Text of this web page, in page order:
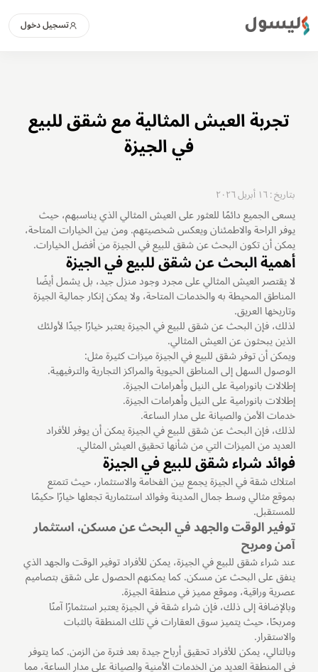
ليسول تسجيل دخول
تجربة العيش المثالية مع شقق للبيع
في الجيزة
بتاريخ : ١٦ أبريل ٢٠٢٦
يسعى الجميع دائمًا للعثور على العيش المثالي الذي يناسبهم، حيث
يوفر الراحة والاطمئنان ويعكس شخصيتهم. ومن بين الخيارات المتاحة،
يمكن أن تكون البحث عن شقق للبيع في الجيزة من أفضل الخيارات.
أهمية البحث عن شقق للبيع في الجيزة
لا يقتصر العيش المثالي على مجرد وجود منزل جيد، بل يشمل أيضًا
المناطق المحيطة به والخدمات المتاحة، ولا يمكن إنكار جمالية الجيزة
وتاريخها العريق.
لذلك، فإن البحث عن شقق للبيع في الجيزة يعتبر خيارًا جيدًا لأولئك
الذين يبحثون عن العيش المثالي.
ويمكن أن توفر شقق للبيع في الجيزة ميزات كثيرة مثل:
الوصول السهل إلى المناطق الحيوية والمراكز التجارية والترفيهية.
إطلالات بانورامية على النيل وأهرامات الجيزة.
إطلالات بانورامية على النيل وأهرامات الجيزة.
خدمات الأمن والصيانة على مدار الساعة.
لذلك، فإن البحث عن شقق للبيع في الجيزة يمكن أن يوفر للأفراد
العديد من الميزات التي من شأنها تحقيق العيش المثالي.
فوائد شراء شقق للبيع في الجيزة
امتلاك شقة في الجيزة يجمع بين الفخامة والاستثمار، حيث تتمتع
بموقع مثالي وسط جمال المدينة وفوائد استثمارية تجعلها خيارًا حكيمًا
للمستقبل.
توفير الوقت والجهد في البحث عن مسكن، استثمار
آمن ومربح
عند شراء شقق للبيع في الجيزة، يمكن للأفراد توفير الوقت والجهد الذي
ينفق على البحث عن مسكن. كما يمكنهم الحصول على شقق بتصاميم
عصرية وراقية، وموقع مميز في منطقة الجيزة.
وبالإضافة إلى ذلك، فإن شراء شقة في الجيزة يعتبر استثمارًا آمنًا
ومربحًا، حيث يتميز سوق العقارات في تلك المنطقة بالثبات
والاستقرار.
وبالتالي، يمكن للأفراد تحقيق أرباح جيدة بعد فترة من الزمن. كما يتوفر
في المنطقة العديد من الخدمات الأمنية والصيانة على مدار الساعة، مما